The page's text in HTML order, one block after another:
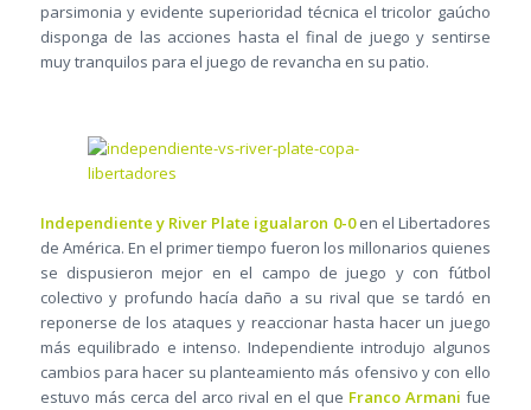
parsimonia y evidente superioridad técnica el tricolor gaúcho
disponga de las acciones hasta el final de juego y sentirse
muy tranquilos para el juego de revancha en su patio.
Independiente y River Plate igualaron 0-0en el Libertadores
de América. En el primer tiempo fueron los millonarios quienes
se dispusieron mejor en el campo de juego y con fútbol
colectivo y profundo hacía daño a su rival que se tardó en
reponerse de los ataques y reaccionar hasta hacer un juego
más equilibrado e intenso. Independiente introdujo algunos
cambios para hacer su planteamiento más ofensivo y con ello
estuvo más cerca del arco rival en el que Franco Armani fue